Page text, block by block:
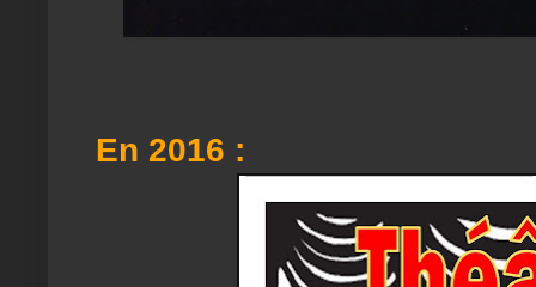
En 2016 :